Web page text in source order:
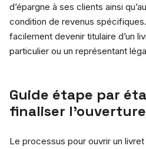
d’épargne à ses clients ainsi
condition de revenus
facilement devenir titulaire d’un
particulier ou un représentant
Guide étape par
finaliser l’ouverture
Le processus pour ouvrir un